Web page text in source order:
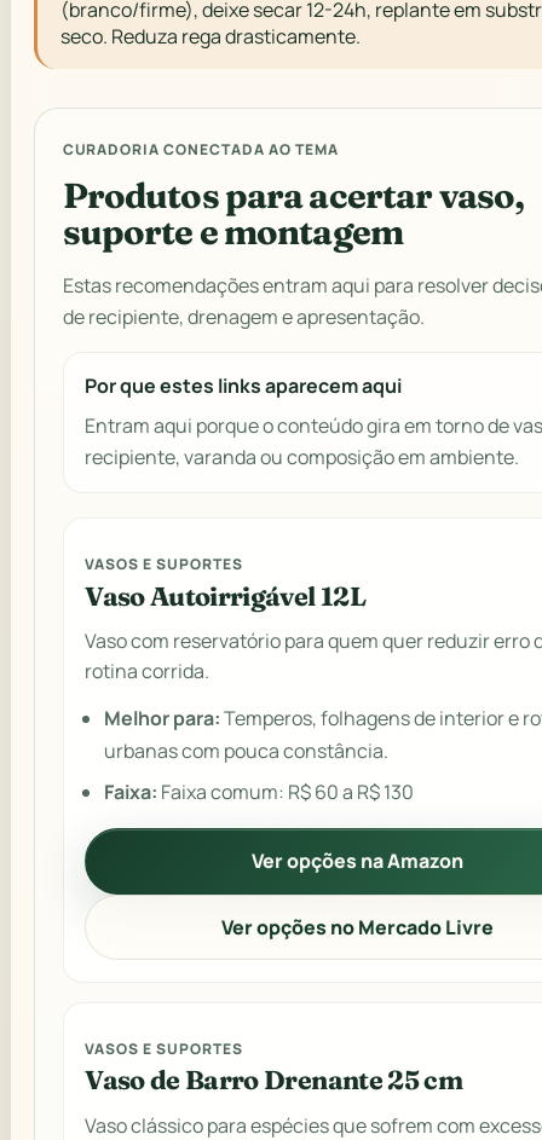
(branco/firme), deixe secar 12-24h, replante em
seco. Reduza rega drasticamente.
CURADORIA CONECTADA AO TEMA
Produtos para acertar vaso,
suporte e montagem
Estas recomendações entram aqui para resolver
de recipiente, drenagem e apresentação.
Por que estes links aparecem aqui
Entram aqui porque o conteúdo gira em torno de
recipiente, varanda ou composição em ambiente.
VASOS E SUPORTES
Vaso Autoirrigável 12L
Vaso com reservatório para quem quer reduzir erro
rotina corrida.
Melhor para:Temperos, folhagens de interior e
urbanas com pouca constância.
Faixa: Faixa comum: R$ 60 a R$ 130
Ver opções na Amazon
Ver opções no Mercado Livre
VASOS E SUPORTES
Vaso de Barro Drenante 25 cm
Vaso clássico para espécies que sofrem com